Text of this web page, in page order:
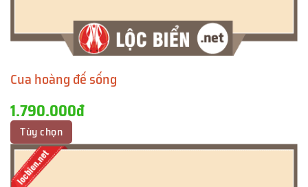
Cua hoàng đế sống
1.790.000đ
Tùy chọn